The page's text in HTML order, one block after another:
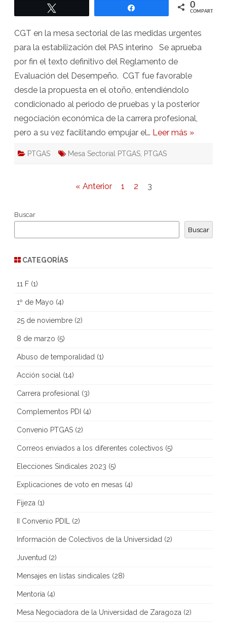
las
urgentes
para
la
estabilización
del
PAS
interino
0
COMPARTIR
CGT en la mesa sectorial de las medidas urgentes
para la estabilización del PAS interino Se aprueba
por fin el texto definitivo del Reglamento de
Evaluación del Desempeño. CGT fue favorable
desde la propuesta en el otoño, entendiéndolo
condicionado al periodo de pruebas y la posterior
negociación económica de la carrera profesional,
pero a su vez facilitando empujar el… Leer más »
PTGAS Mesa Sectorial PTGAS PTGAS
entradas
« Anterior 1 2 3
Buscar
Buscar
CATEGORÍAS
11 F (1)
1º de Mayo (4)
25 de noviembre (2)
8 de marzo (5)
Abuso de temporalidad (1)
Acción social (14)
Carrera profesional (3)
Complementos PDI (4)
Convenio PTGAS (2)
Correos enviados a los diferentes colectivos (5)
Elecciones Sindicales 2023 (5)
Explicaciones de voto en mesas (4)
Fijeza (1)
II Convenio PDIL (2)
Información de Colectivos de la Universidad (2)
Juventud (2)
Mensajes en listas sindicales (28)
Mentoría (4)
Mesa Negociadora de la Universidad de Zaragoza (2)